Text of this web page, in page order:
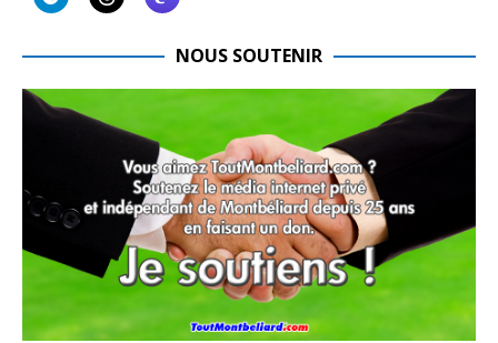
NOUS SOUTENIR